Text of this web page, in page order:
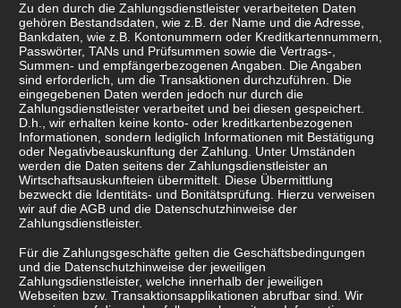
Zu den durch die Zahlungsdienstleister verarbeiteten Daten
gehören Bestandsdaten, wie z.B. der Name und die Adresse,
Bankdaten, wie z.B. Kontonummern oder Kreditkartennummern,
Passwörter, TANs und Prüfsummen sowie die Vertrags-,
Summen- und empfängerbezogenen Angaben. Die Angaben
sind erforderlich, um die Transaktionen durchzuführen. Die
eingegebenen Daten werden jedoch nur durch die
Zahlungsdienstleister verarbeitet und bei diesen gespeichert.
D.h., wir erhalten keine konto- oder kreditkartenbezogenen
Informationen, sondern lediglich Informationen mit Bestätigung
oder Negativbeauskunftung der Zahlung. Unter Umständen
werden die Daten seitens der Zahlungsdienstleister an
Wirtschaftsauskunfteien übermittelt. Diese Übermittlung
bezweckt die Identitäts- und Bonitätsprüfung. Hierzu verweisen
wir auf die AGB und die Datenschutzhinweise der
Zahlungsdienstleister.
Für die Zahlungsgeschäfte gelten die Geschäftsbedingungen
und die Datenschutzhinweise der jeweiligen
Zahlungsdienstleister, welche innerhalb der jeweiligen
Webseiten bzw. Transaktionsapplikationen abrufbar sind. Wir